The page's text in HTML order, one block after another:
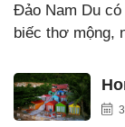
Đảo Nam Du
biếc thơ mộng,